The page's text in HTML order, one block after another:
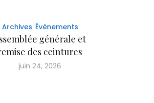
Archives Évènements
générale et
des ceintures
juin 24, 2026